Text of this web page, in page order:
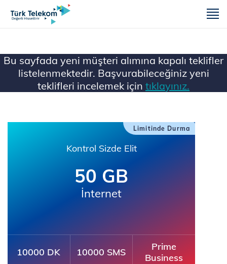
Bu sayfada yeni müşteri alımına kapalı teklifler
listelenmektedir. Başvurabileceğiniz yeni
teklifleri incelemek için tıklayınız.
Ana Sayfa Mobil
Limitinde Durma
Kontrol Sizde Elit
50 GB
İnternet
10000 DK 10000 SMS
Prime
Business